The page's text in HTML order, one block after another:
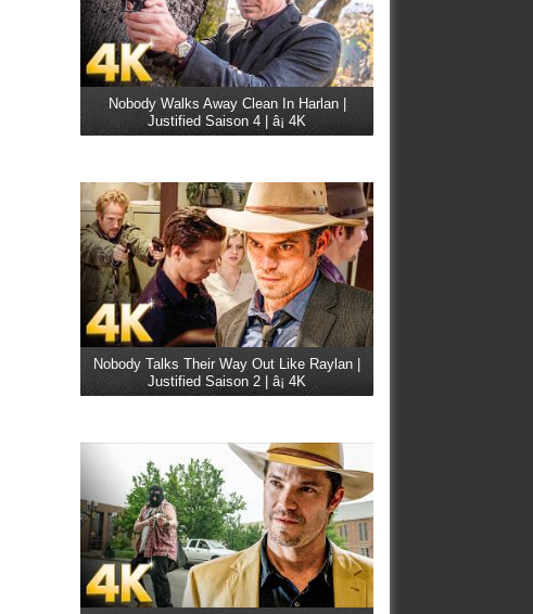
Nobody Walks Away Clean In Harlan |
Justified Saison 4 | â¡ 4K
Nobody Talks Their Way Out Like Raylan |
Justified Saison 2 | â¡ 4K